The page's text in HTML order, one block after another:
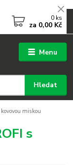
Menu
Hledat
0 ks
za 0,00 Kč
miskou
s